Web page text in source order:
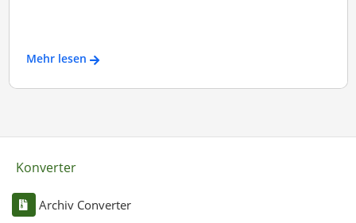
Mehr lesen
Konverter
Archiv Converter